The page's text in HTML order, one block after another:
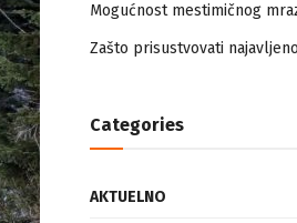
Mogućnost mestimičnog
Zašto prisustvovati
Categories
AKTUELNO